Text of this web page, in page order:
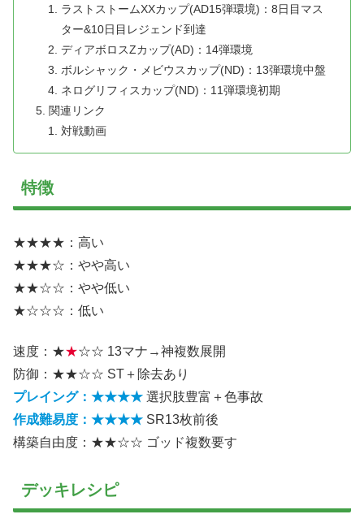
ラストストームXXカップ(AD15弾環境)：8日目マス
ター&10日目レジェンド到達
ディアボロスZカップ(AD)：14弾環境
ボルシャック・メビウスカップ(ND)：13弾環境中盤
ネログリフィスカップ(ND)：11弾環境初期
関連リンク
対戦動画
特徴
★★★★：高い
★★★☆：やや高い
★★☆☆：やや低い
★☆☆☆：低い
速度：★★☆☆ 13マナ→神複数展開
防御：★★☆☆ ST＋除去あり
プレイング：★★★★ 選択肢豊富＋色事故
作成難易度：★★★★ SR13枚前後
構築自由度：★★☆☆ ゴッド複数要す
デッキレシピ